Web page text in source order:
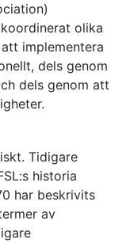
olika
implementera
dels genom
dels genom att
Tidigare
historia
har beskrivits
av